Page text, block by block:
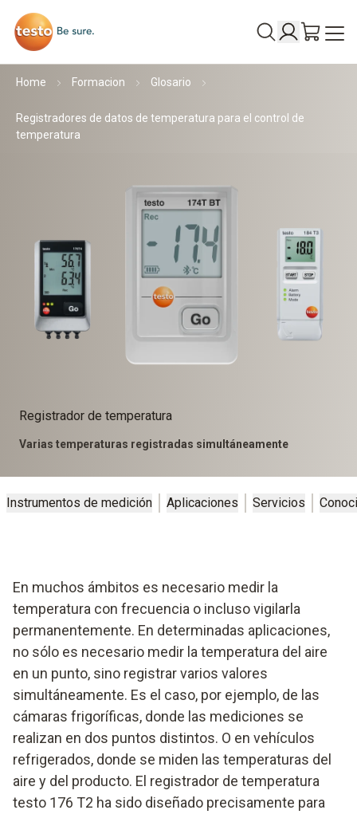
Home Formacion Glosario
Registradores de datos de temperatura para el control de
temperatura
Registrador de temperatura
Varias temperaturas registradas simultáneamente
Instrumentos de medición Aplicaciones Servicios
En muchos ámbitos es necesario medir la
temperatura con frecuencia o incluso vigilarla
permanentemente. En determinadas aplicaciones,
no sólo es necesario medir la temperatura del aire
en un punto, sino registrar varios valores
simultáneamente. Es el caso, por ejemplo, de las
cámaras frigoríficas, donde las mediciones se
realizan en dos puntos distintos. O en vehículos
refrigerados, donde se miden las temperaturas del
aire y del producto. El registrador de temperatura
testo 176 T2 ha sido diseñado precisamente para